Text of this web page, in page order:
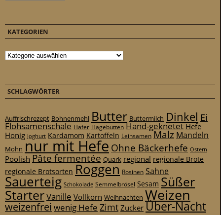
KATEGORIEN
Kategorien
SCHLAGWÖRTER
Auffrischrezept Bohnenmehl Butter Buttermilch Dinkel Ei
Flohsamenschale Hafer Hagebutten Hand-geknetet Hefe
Honig Joghurt Kardamom Kartoffeln Leinsamen Malz Mandeln
Mohn nur mit Hefe Ohne Bäckerhefe Ostern
Poolish Pâte fermentée Quark regional regionale Brote
regionale Brotsorten Roggen Rosinen Sahne
Sauerteig Schokolade Semmelbrösel Sesam Süßer
StarterVanille Vollkorn Weihnachten Weizen
weizenfrei wenig Hefe ZimtZuckerÜber-Nacht